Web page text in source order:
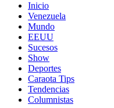
Inicio
Venezuela
Mundo
EEUU
Sucesos
Show
Deportes
Caraota Tips
Tendencias
Columnistas